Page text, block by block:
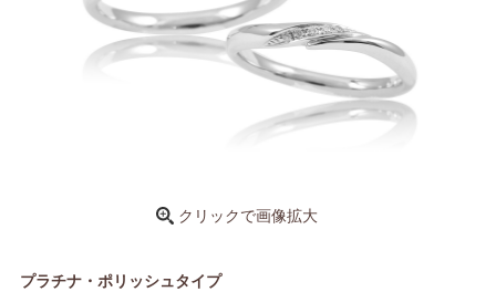
クリックで画像拡大
プラチナ・ポリッシュタイプ